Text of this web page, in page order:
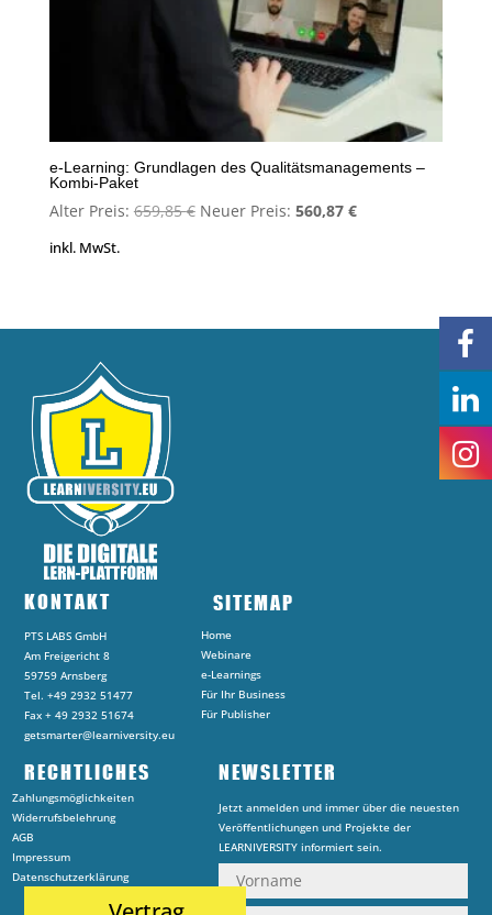
e-Learning: Grundlagen des Qualitätsmanagements –
Kombi-Paket
Alter Preis: 659,85€ Ursprünglicher
Neuer Preis: 560,87 €Aktueller
inkl. MwSt.
KONTAKT
PTS LABS GmbH
Am Freigericht 8
59759 Arnsberg
Tel. +49 2932 51477
Fax + 49 2932 51674
getsmarter@learniversity.eu
SITEMAP
Home
Webinare
e-Learnings
Für Ihr Business
Für Publisher
RECHTLICHES
Zahlungsmöglichkeiten
Widerrufsbelehrung
AGB
Impressum
Datenschutzerklärung
NEWSLETTER
Jetzt anmelden und immer über die neuesten
Veröffentlichungen und Projekte der
LEARNIVERSITY informiert sein.